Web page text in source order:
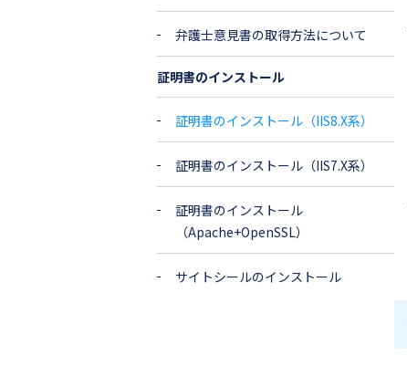
弁護士意見書の取得方法について
証明書のインストール
証明書のインストール（IIS8.X系）
証明書のインストール（IIS7.X系）
証明書のインストール
（Apache+OpenSSL）
サイトシールのインストール